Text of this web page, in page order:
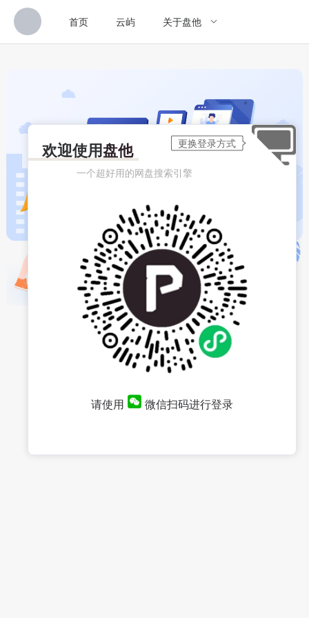
首页 云屿 关于盘他
欢迎使用盘他
一个超好用的网盘搜索引擎
请使用 微信扫码进行登录